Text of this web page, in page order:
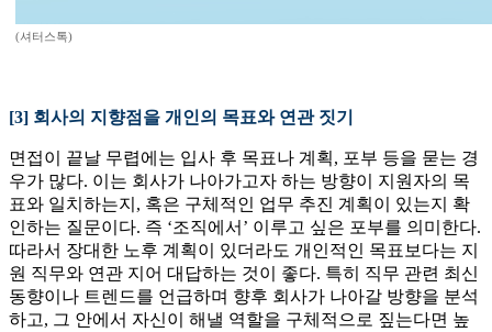
(셔터스톡)
[3] 회사의 지향점을 개인의 목표와 연관 짓기
면접이 끝날 무렵에는 입사 후 목표나 계획, 포부 등을 묻는 경
우가 많다. 이는 회사가 나아가고자 하는 방향이 지원자의 목
표와 일치하는지, 혹은 구체적인 업무 추진 계획이 있는지 확
인하는 질문이다. 즉 ‘조직에서’ 이루고 싶은 포부를 의미한다.
따라서 장대한 노후 계획이 있더라도 개인적인 목표보다는 지
원 직무와 연관 지어 대답하는 것이 좋다. 특히 직무 관련 최신
동향이나 트렌드를 언급하며 향후 회사가 나아갈 방향을 분석
하고, 그 안에서 자신이 해낼 역할을 구체적으로 짚는다면 높